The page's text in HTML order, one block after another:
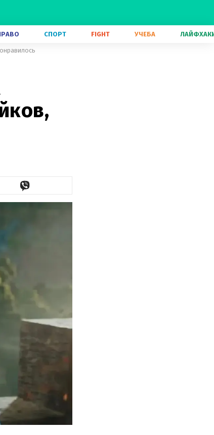
СПОРТ FIGHT УЧЕБА